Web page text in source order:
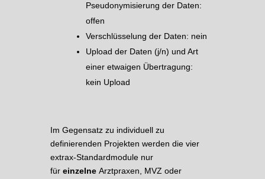
Pseudonymisierung der Daten:
offen
Verschlüsselung der Daten: nein
Upload der Daten (j/n) und Art
einer etwaigen Übertragung:
kein Upload
Im Gegensatz zu individuell zu
definierenden Projekten werden die vier
extrax-Standardmodule nur
für einzelneArztpraxen, MVZ oder